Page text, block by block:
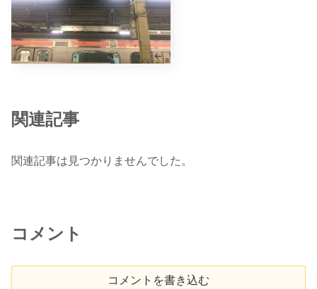
関連記事
関連記事は見つかりませんでした。
コメント
コメントを書き込む